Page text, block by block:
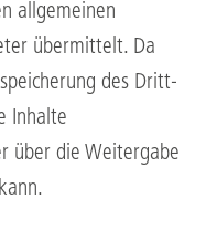
allgemeinen
übermittelt. Da
des Dritt-
Inhalte
über die Weitergabe